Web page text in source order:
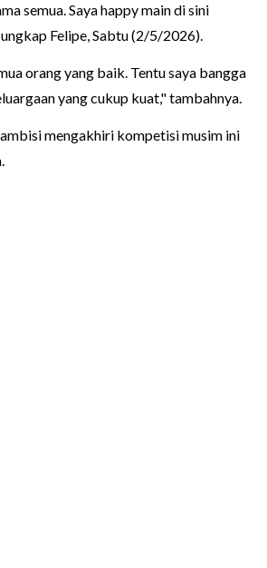
semua. Saya happy main di sini
Felipe, Sabtu (2/5/2026).
orang yang baik. Tentu saya bangga
yang cukup kuat," tambahnya.
mengakhiri kompetisi musim ini